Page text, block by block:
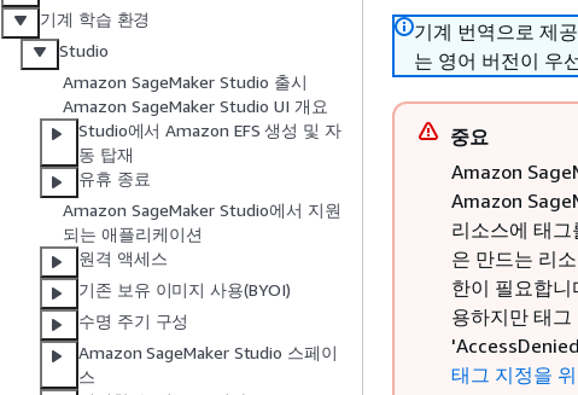
기계 학습 환경
Studio
Amazon SageMaker Studio 출시
Amazon SageMaker Studio UI 개요
Studio에서 Amazon EFS 생성 및 자
동 탑재
유휴 종료
Amazon SageMaker Studio에서 지원
되는 애플리케이션
원격 액세스
기존 보유 이미지 사용(BYOI)
수명 주기 구성
Amazon SageMaker Studio 스페이
스
기계 번역으로 제
는 영어 버전이 우
중요
Amazon
Amazon
리소스에 태
은 만드는 리
한이 필요합
용하지만 태
태그 지정을